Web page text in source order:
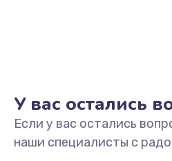
Замена/Pемонт
1300
У вас остались
Если у вас остались
наши специалисты с